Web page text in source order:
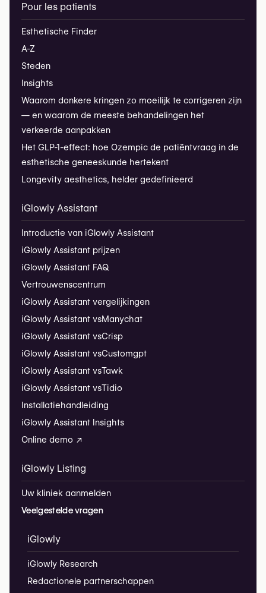
Pour les patients
Esthetische Finder
A-Z
Steden
Insights
Waarom donkere kringen zo moeilijk te corrigeren zijn
— en waarom de meeste behandelingen het
verkeerde aanpakken
Het GLP-1-effect: hoe Ozempic de patiëntvraag in de
esthetische geneeskunde hertekent
Longevity aesthetics, helder gedefinieerd
iGlowly Assistant
Introductie van iGlowly Assistant
iGlowly Assistant prijzen
iGlowly Assistant FAQ
Vertrouwenscentrum
iGlowly Assistant vergelijkingen
iGlowly Assistant vsManychat
iGlowly Assistant vsCrisp
iGlowly Assistant vsCustomgpt
iGlowly Assistant vsTawk
iGlowly Assistant vsTidio
Installatiehandleiding
iGlowly Assistant Insights
Online demo ↗
iGlowly Listing
Uw kliniek aanmelden
Veelgestelde vragen
iGlowly
iGlowly Research
Redactionele partnerschappen